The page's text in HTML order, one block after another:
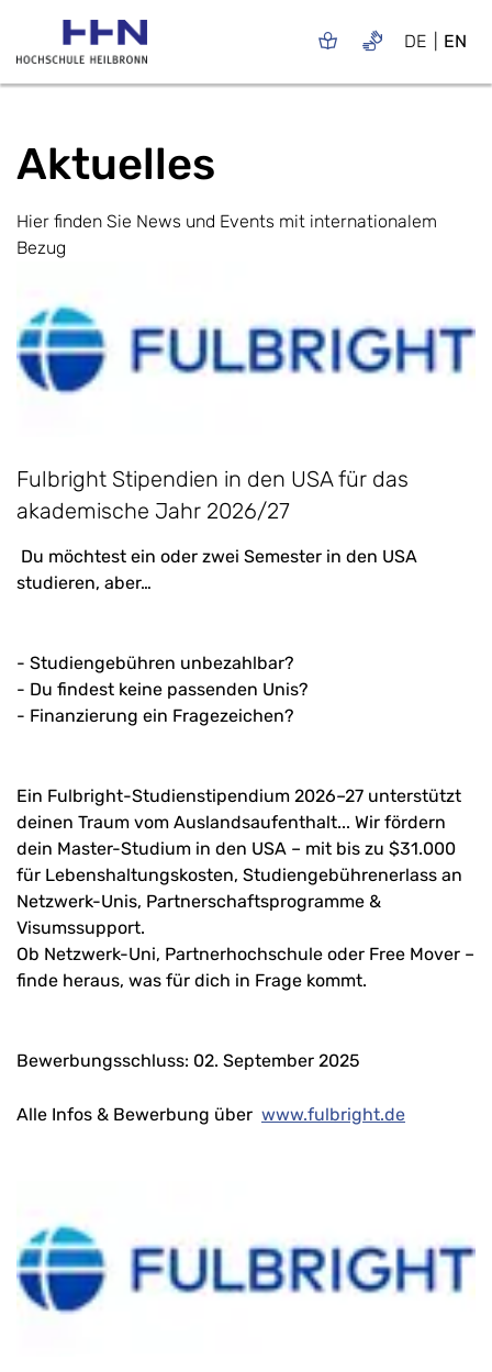
DE EN
Aktuelles
Hier finden Sie News und Events mit internationalem
Bezug
Fulbright Stipendien in den USA für das
akademische Jahr 2026/27
Du möchtest ein oder zwei Semester in den USA
studieren, aber…
- Studiengebühren unbezahlbar?
- Du findest keine passenden Unis?
- Finanzierung ein Fragezeichen?
Ein Fulbright-Studienstipendium 2026–27 unterstützt
deinen Traum vom Auslandsaufenthalt... Wir fördern
dein Master-Studium in den USA – mit bis zu $31.000
für Lebenshaltungskosten, Studiengebührenerlass an
Netzwerk-Unis, Partnerschaftsprogramme &
Visumssupport.
Ob Netzwerk-Uni, Partnerhochschule oder Free Mover –
finde heraus, was für dich in Frage kommt.
Bewerbungsschluss: 02. September 2025
Alle Infos & Bewerbung über www.fulbright.de